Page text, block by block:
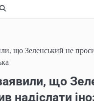
що Зеленський не
що
надіслати